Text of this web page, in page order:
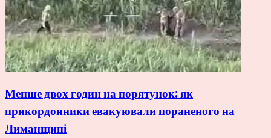
Менше двох годин на порятунок: як
прикордонники евакуювали пораненого на
Лиманщині